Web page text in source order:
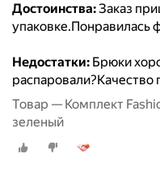
Достоинства:Заказ
упаковке.Понравилась
Недостатки: Брюки
распаровали?Качество
Товар — Комплект
зеленый